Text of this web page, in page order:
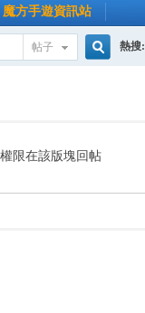
魔方手遊資訊站
帖子
索
熱搜:
限在該版塊回帖